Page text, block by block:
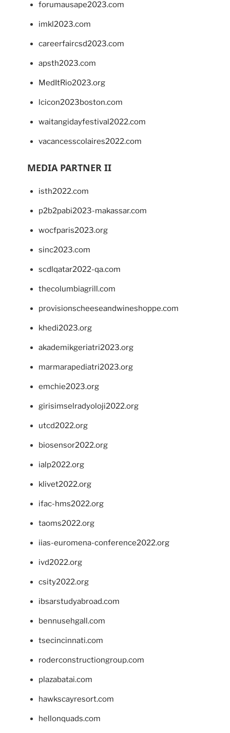
forumausape2023.com
imkl2023.com
careerfaircsd2023.com
apsth2023.com
MedItRio2023.org
lcicon2023boston.com
waitangidayfestival2022.com
vacancesscolaires2022.com
MEDIA PARTNER II
isth2022.com
p2b2pabi2023-makassar.com
wocfparis2023.org
sinc2023.com
scdlqatar2022-qa.com
thecolumbiagrill.com
provisionscheeseandwineshoppe.com
khedi2023.org
akademikgeriatri2023.org
marmarapediatri2023.org
emchie2023.org
girisimselradyoloji2022.org
utcd2022.org
biosensor2022.org
ialp2022.org
klivet2022.org
ifac-hms2022.org
taoms2022.org
iias-euromena-conference2022.org
ivd2022.org
csity2022.org
ibsarstudyabroad.com
bennusehgall.com
tsecincinnati.com
roderconstructiongroup.com
plazabatai.com
hawkscayresort.com
hellonquads.com